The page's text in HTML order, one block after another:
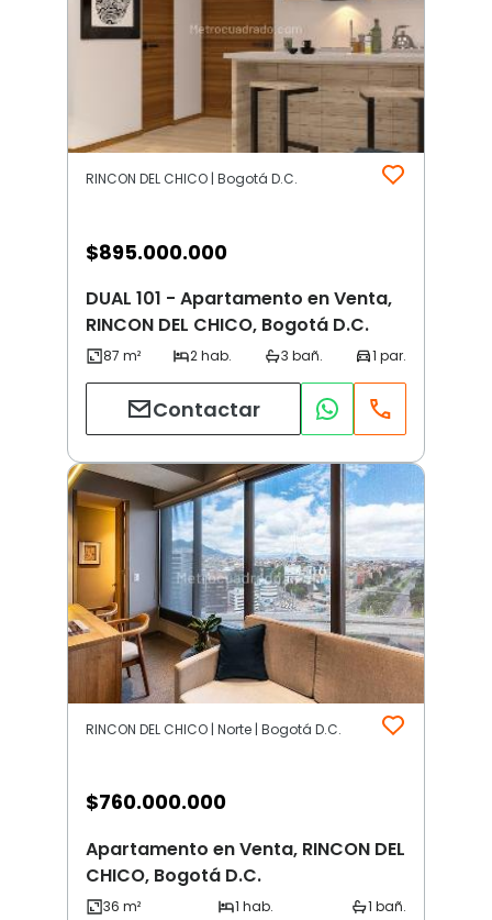
RINCON DEL CHICO | Bogotá D.C.
$895.000.000
DUAL 101 - Apartamento en Venta,
RINCON DEL CHICO, Bogotá D.C.
Contactar
RINCON DEL CHICO | Norte | Bogotá D.C.
$760.000.000
Apartamento en Venta, RINCON DEL
CHICO, Bogotá D.C.